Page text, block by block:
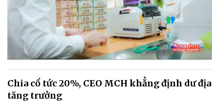
Chia cổ tức 20%, CEO MCH khẳng định dư địa
tăng trưởng